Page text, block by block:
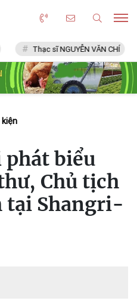
Thạc sĩ NGUYỄN VĂN CHÍ
phát biểu
Chủ tịch
tại Shangri-